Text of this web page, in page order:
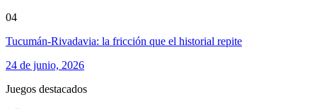
04
Tucumán-Rivadavia: la fricción que el historial repite
24 de junio, 2026
Juegos destacados